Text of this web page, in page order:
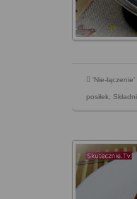
'Nie-łączenie'
posiłek,